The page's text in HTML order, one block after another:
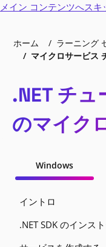
メイン コンテンツへスキ
ホーム ラーニング
マイクロサービス
.NET チ
のマイク
Windows
イントロ
.NET SDK のインス